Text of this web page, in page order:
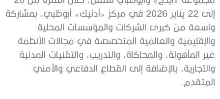
إلى 22 يناير 2026 في مركز «أدنيك» أبوظبي، بمشاركة
واسعة من كبرى الشركات والمؤسسات المحلية
والإقليمية والعالمية المتخصصة في مجالات الأنظمة
غير المأهولة، والمحاكاة، والتدريب، والتقنيات المدنية
والتجارية، بالإضافة إلى القطاع الدفاعي والأمني
المتقدم.